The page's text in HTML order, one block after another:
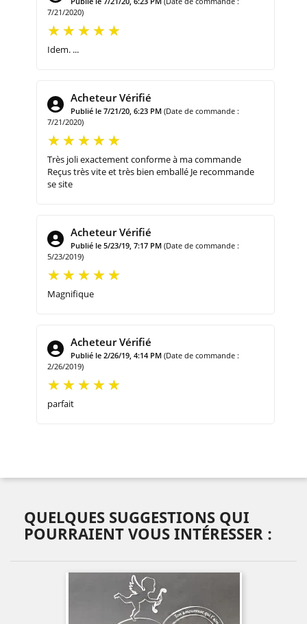
7/21/2020)
Idem. ...
Acheteur Vérifié
Publié le 7/21/20, 6:23 PM (Date de commande :
7/21/2020)
Très joli exactement conforme à ma commande
Reçus très vite et très bien emballé Je recommande
se site
Acheteur Vérifié
Publié le 5/23/19, 7:17 PM (Date de commande :
5/23/2019)
Magnifique
Acheteur Vérifié
Publié le 2/26/19, 4:14 PM (Date de commande :
2/26/2019)
parfait
QUELQUES SUGGESTIONS QUI
POURRAIENT VOUS INTÉRESSER :